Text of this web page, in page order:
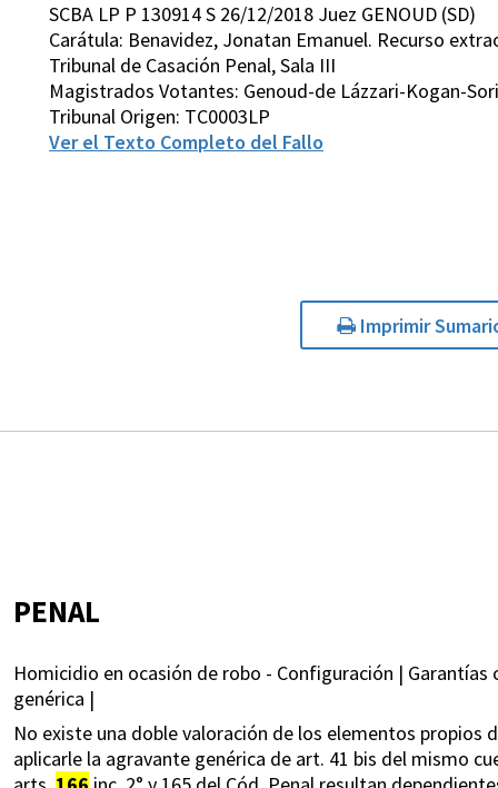
SCBA LP P 130914 S 26/12/2018 Juez GENOUD (SD)
Carátula: Benavidez, Jonatan Emanuel. Recurso
Tribunal de Casación Penal, Sala III
Magistrados Votantes: Genoud-de Lázzari-Kogan-
Tribunal Origen: TC0003LP
Ver el Texto Completo del Fallo
Imprimir
PENAL
Homicidio en ocasión de robo - Configuración |
genérica |
No existe una doble valoración de los elementos propios
aplicarle la agravante genérica de art. 41 bis del mismo